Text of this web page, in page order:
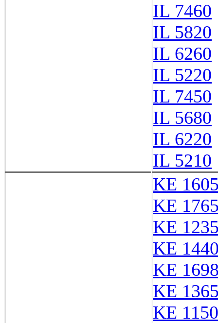
IL 7460
IL 5820
IL 6260
IL 5220
IL 7450
IL 5680
IL 6220
IL 5210
KE
KE
KE
KE
KE
KE
KE 1150